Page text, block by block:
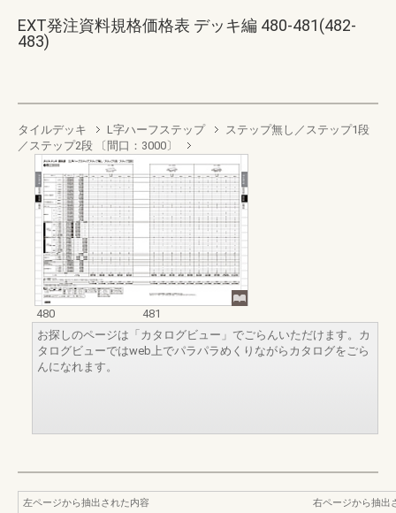
EXT発注資料規格価格表 デッキ編 480-481(482-
483)
タイルデッキ L字ハーフステップ
ステップ無し／ステップ1段
／ステップ2段 〔間口：3000〕
480
481
お探しのページは「カタログビュー」でごらんいただけます。カ
タログビューではweb上でパラパラめくりながらカタログをごら
んになれます。
左ページから抽出された内容
右ページから抽出